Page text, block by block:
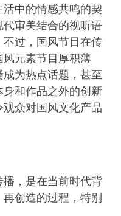
中的情感共鸣的契
审美结合的视听语
过，国风节目在传
元素节目厚积薄
为热点话题，甚至
和作品之外的创新
众对国风文化产品
，是在当前时代背
创造的过程，特别